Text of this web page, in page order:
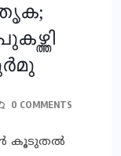
0 COMMENTS
കൂടുതല്‍